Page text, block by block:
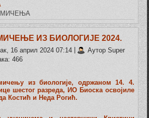
ИЗ БИОЛОГИЈЕ 2024.
16 април 2024 07:14
Аутор Super
466
из биологије, одржаном 14. 4.
шестог разреда, ИО Биоска освојиле
Костић и Неда Рогић.